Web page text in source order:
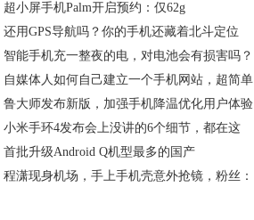
超小屏手机Palm开启预约：仅62g
还用GPS导航吗？你的手机还藏着北斗定位
智能手机充一整夜的电，对电池会有损害吗？
自媒体人如何自己建立一个手机网站，超简单
鲁大师发布新版，加强手机降温优化用户体验
小米手环4发布会上没讲的6个细节，都在这
首批升级Android Q机型最多的国产
程潇现身机场，手上手机壳意外抢镜，粉丝：